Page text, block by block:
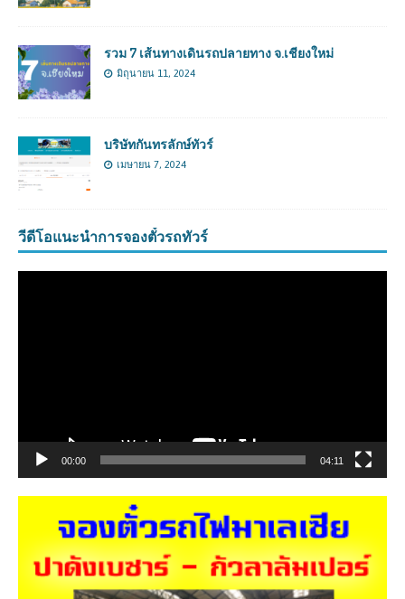
รวม 7 เส้นทางเดินรถปลายทาง จ.เชียงใหม่
มิถุนายน 11, 2024
บริษัทกันทรลักษ์ทัวร์
เมษายน 7, 2024
วีดีโอแนะนำการจองตั๋วรถทัวร์
00:00 04:11